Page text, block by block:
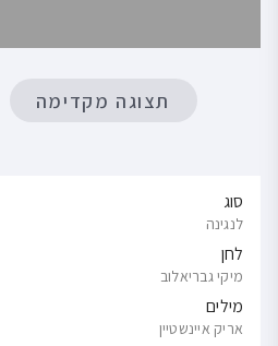
תצוגה מקדימה
סוג
לנגינה
לחן
מיקי גבריאלוב
מילים
אריק איינשטיין